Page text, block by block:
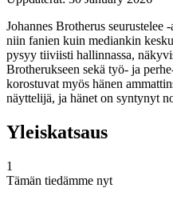
Johannes Brotherus seurustelee
niin fanien kuin mediankin
pysyy tiiviisti hallinnassa,
Brotherukseen sekä työ- ja
korostuvat myös hänen
näyttelijä, ja hänet on syntynyt
Yleiskatsaus
1
Tämän tiedämme nyt